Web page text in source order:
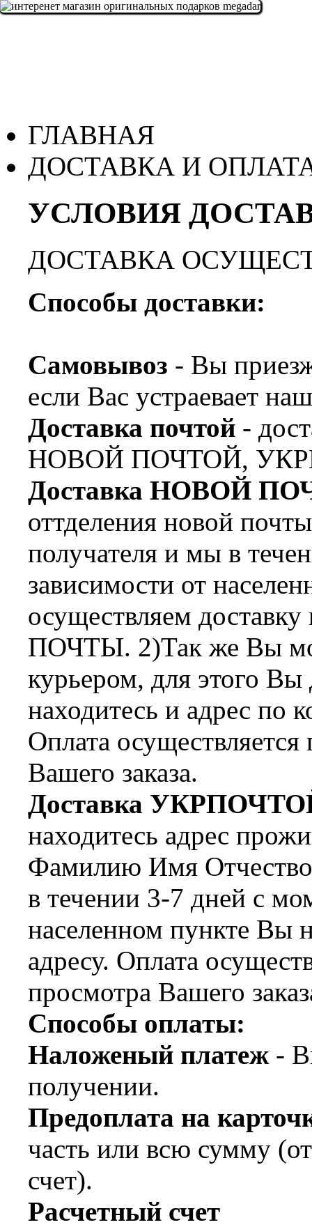
ГЛАВНАЯ
ДОСТАВКА И
УСЛОВИЯ
ДОСТАВКА
Способы доставки:
Самовывоз - Вы
если Вас устраевает
Доставка почтой -
НОВОЙ ПОЧТОЙ,
Доставка НОВОЙ
оттделения новой
получателя и мы в
зависимости от
осуществляем
ПОЧТЫ. 2)Так же Вы
курьером, для этого
находитесь и адрес по
Оплата
Вашего заказа.
Доставка
находитесь адрес
Фамилию Имя Отчество
в течении 3-7 дней с
населенном пункте Вы
адресу. Оплата
просмотра Вашего
Способы оплаты:
Наложеный платеж -
получении.
Предоплата на
часть или всю сумму
счет).
Расчетный счет